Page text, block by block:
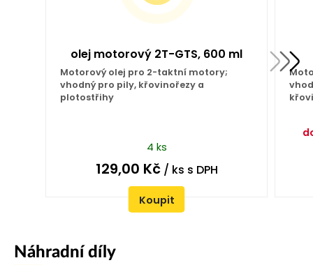
olej motorový 2T-GTS, 600 ml
Motorový olej pro 2-taktní motory;
vhodný pro pily, křovinořezy a
plotostřihy
4 ks
129,00 Kč/ ks s DPH
Koupit
Náhradní díly